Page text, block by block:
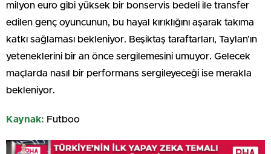
milyon euro gibi yüksek bir bonservis bedeli ile transfer
edilen genç oyuncunun, bu hayal kırıklığını aşarak takıma
katkı sağlaması bekleniyor. Beşiktaş taraftarları, Taylan’ın
yeteneklerini bir an önce sergilemesini umuyor. Gelecek
maçlarda nasıl bir performans sergileyeceği ise merakla
bekleniyor.
Kaynak: Futboo